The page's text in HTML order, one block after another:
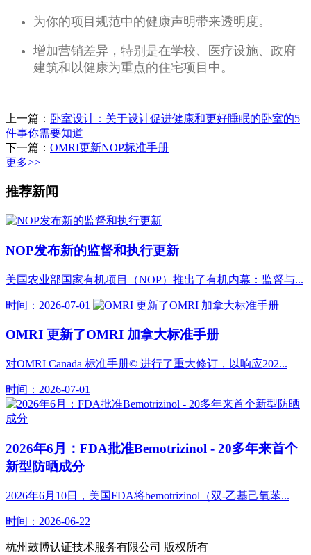
为你的项目规范中的健康声明带来透明度。
增加营销差异，特别是在学校、医疗设施、政府
建筑和以健康为重点的住宅项目中。
上一篇： 卧室设计：关于设计促进健康和更好睡眠的卧室的5
件事你需要知道
下一篇： OMRI更新NOP标准手册
更多>>
推荐新闻
NOP发布新的监督和执行更新
美国农业部国家有机项目（NOP）推出了有机内幕：监督与...
时间：2026-07-01
OMRI 更新了OMRI 加拿大标准手册
对OMRI Canada 标准手册© 进行了重大修订，以响应202...
时间：2026-07-01
2026年6月：FDA批准Bemotrizinol - 20多年来首个
新型防晒成分
2026年6月10日，美国FDA将bemotrizinol（双-乙基己氧苯...
时间：2026-06-22
杭州鼓博认证技术服务有限公司 版权所有